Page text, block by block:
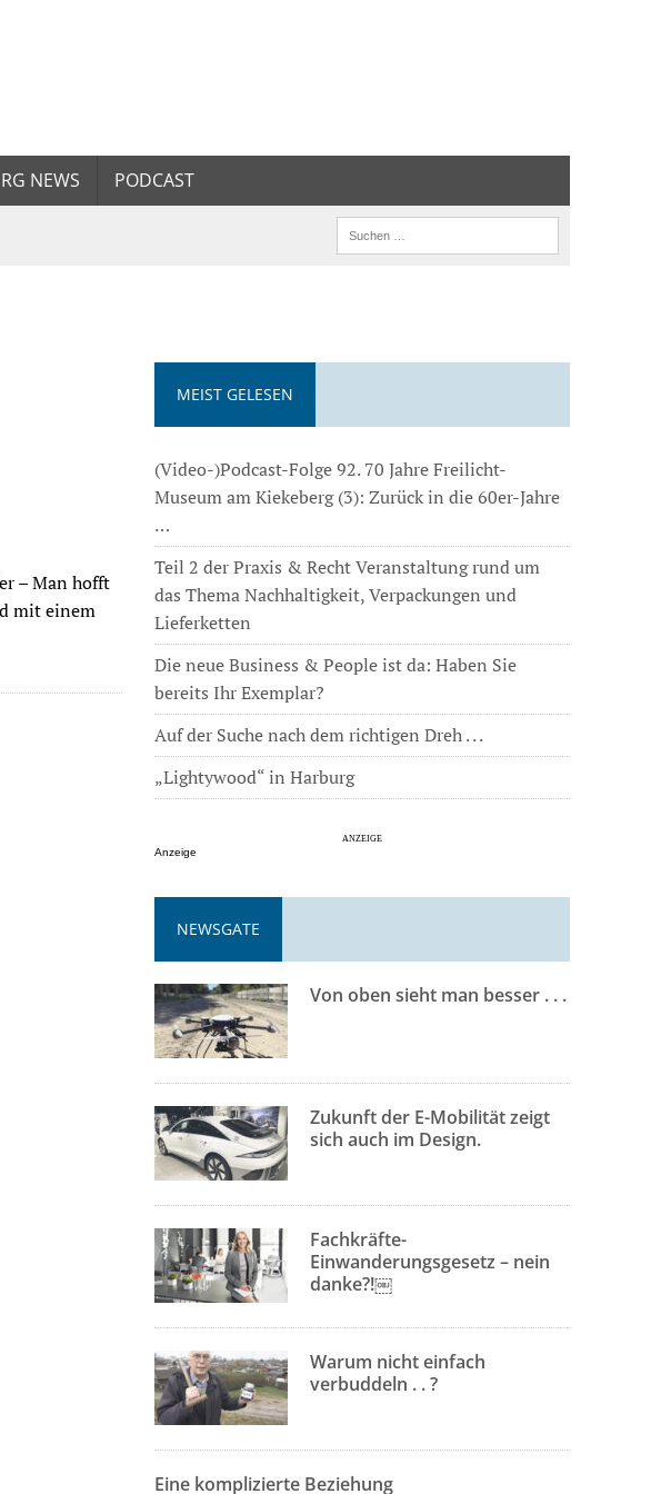
NEWS PODCAST
– Man hofft
mit einem
MEIST GELESEN
(Video-)Podcast-Folge 92. 70 Jahre Freilicht-
Museum am Kiekeberg (3): Zurück in die 60er-Jahre
…
Teil 2 der Praxis & Recht Veranstaltung rund um
das Thema Nachhaltigkeit, Verpackungen und
Lieferketten
Die neue Business & People ist da: Haben Sie
bereits Ihr Exemplar?
Auf der Suche nach dem richtigen Dreh . . .
„Lightywood“ in Harburg
Anzeige
NEWSGATE
Von oben sieht man besser . . .
Zukunft der E-Mobilität zeigt
sich auch im Design.
Fachkräfte-
Einwanderungsgesetz – nein
danke?!￼
Warum nicht einfach
verbuddeln . . ?
Eine komplizierte Beziehung